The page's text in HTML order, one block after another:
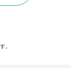
。